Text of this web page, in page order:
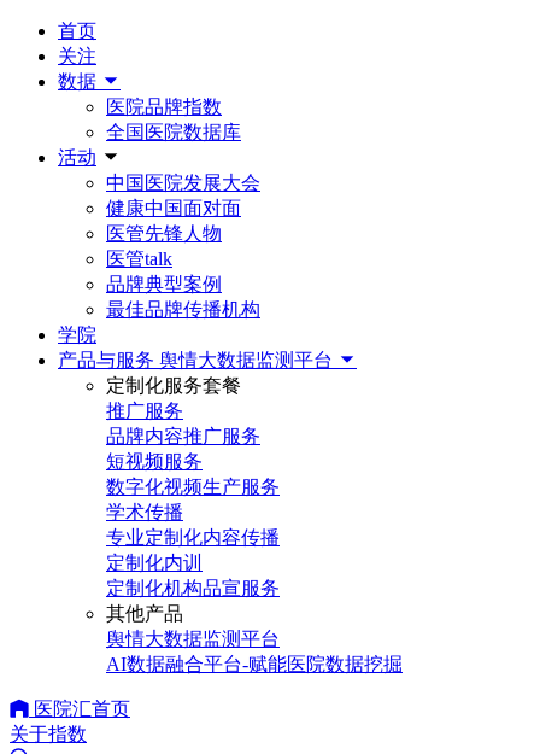
首页
关注
数据
医院品牌指数
全国医院数据库
活动
中国医院发展大会
健康中国面对面
医管先锋人物
医管talk
品牌典型案例
最佳品牌传播机构
学院
产品与服务 舆情大数据监测平台
定制化服务套餐
推广服务
品牌内容推广服务
短视频服务
数字化视频生产服务
学术传播
专业定制化内容传播
定制化内训
定制化机构品宣服务
其他产品
舆情大数据监测平台
AI数据融合平台-赋能医院数据挖掘
医院汇首页
关于指数